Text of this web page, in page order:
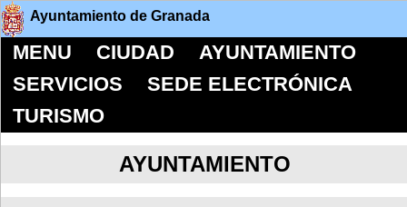
Ayuntamiento de Granada
MENU CIUDAD
AYUNTAMIENTO
SERVICIOS
SEDE ELECTRÓNICA
TURISMO
AYUNTAMIENTO